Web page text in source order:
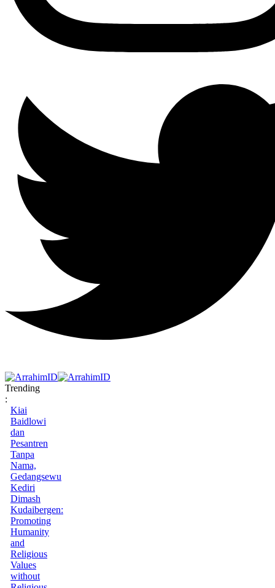
Trending
:
Kiai
Baidlowi
dan
Pesantren
Tanpa
Nama,
Gedangsewu
Kediri
Dimash
Kudaibergen:
Promoting
Humanity
and
Religious
Values
without